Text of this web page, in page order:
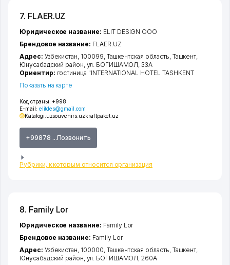
7. FLAER.UZ
Код страны: +998
E-mail: elitdes@gmail.com
Katalogi.uzsouvenirs.uz kraftpaket.uz
+99878 ...Позвонить
Рубрики, к которым относится организация
Юридическое название: ELIT DESIGN ООО
Брендовое название: FLAER.UZ
Адрес: Узбекистан, 100099, Ташкентская область, Ташкент,
Юнусабадский район,ул. БОГИШАМОЛ, 33А
Ориентир: гостиница "INTERNATIONAL HOTEL TASHKENT
Показать на карте
8. Family Lor
Юридическое название: Family Lor
Брендовое название: Family Lor
Адрес: Узбекистан, 100000, Ташкентская область, Ташкент,
Юнусабадский район,ул. БОГИШАМОЛ, 260А